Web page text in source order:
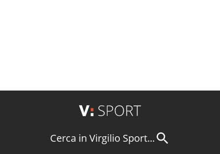
Cerca in Virgilio Sport...